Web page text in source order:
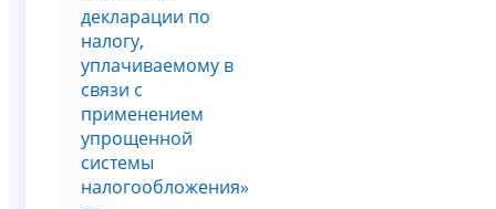
декларации по
налогу,
уплачиваемому в
связи с
применением
упрощенной
системы
налогообложения»